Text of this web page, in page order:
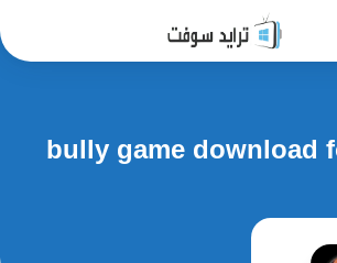
bully game download